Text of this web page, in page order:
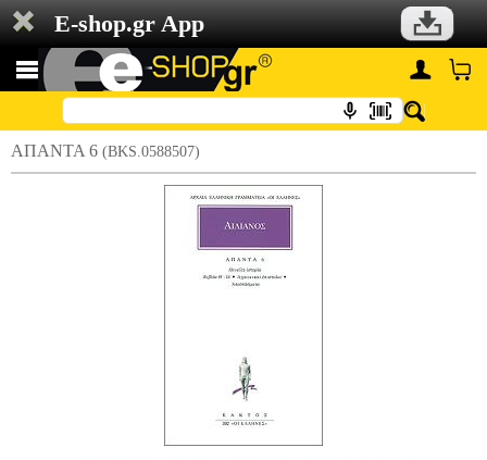
E-shop.gr App
ΑΠΑΝΤΑ 6 (BKS.0588507)